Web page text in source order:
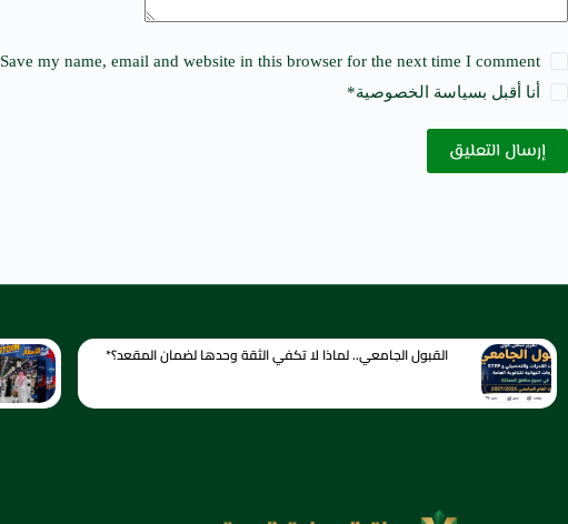
Save my name, email and website in this browser for the next time I comment.
أنا أقبل بسياسة الخصوصية*
إرسال التعليق
القبول الجامعي.. لماذا لا تكفي الثقة وحدها لضمان المقعد؟*